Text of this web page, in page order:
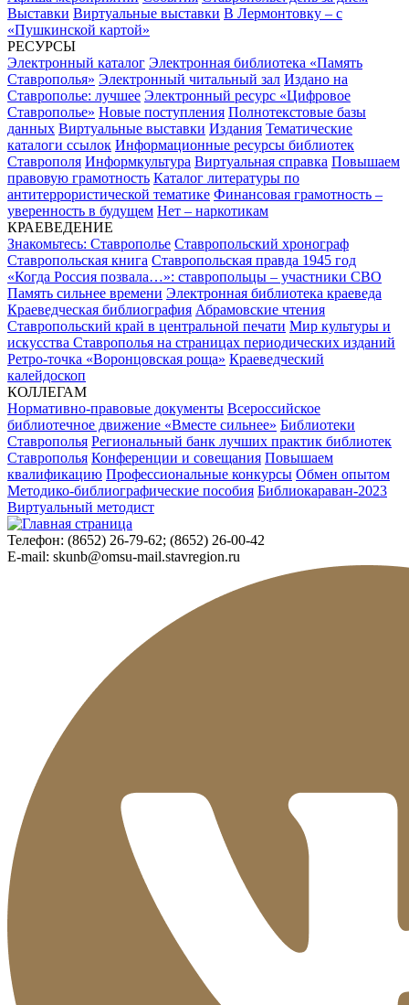
Выставки Виртуальные выставки В Лермонтовку – с
«Пушкинской картой»
РЕСУРСЫ
Электронный каталог Электронная библиотека «Память
Ставрополья» Электронный читальный зал Издано на
Ставрополье: лучшее Электронный ресурс «Цифровое
Ставрополье» Новые поступления Полнотекстовые базы
данных Виртуальные выставки Издания Тематические
каталоги ссылок Информационные ресурсы библиотек
Ставрополя Информкультура Виртуальная справка Повышаем
правовую грамотность Каталог литературы по
антитеррористической тематике Финансовая грамотность –
уверенность в будущем Нет – наркотикам
КРАЕВЕДЕНИЕ
Знакомьтесь: Ставрополье Ставропольский хронограф
Ставропольская книга Ставропольская правда 1945 год
«Когда Россия позвала…»: ставропольцы – участники СВО
Память сильнее времени Электронная библиотека краеведа
Краеведческая библиография Абрамовские чтения
Ставропольский край в центральной печати Мир культуры и
искусства Ставрополья на страницах периодических изданий
Ретро-точка «Воронцовская роща» Краеведческий
калейдоскоп
КОЛЛЕГАМ
Нормативно-правовые документы Всероссийское
библиотечное движение «Вместе сильнее» Библиотеки
Ставрополья Региональный банк лучших практик библиотек
Ставрополья Конференции и совещания Повышаем
квалификацию Профессиональные конкурсы Обмен опытом
Методико-библиографические пособия Библиокараван-2023
Виртуальный методист
Телефон: (8652) 26-79-62; (8652) 26-00-42
E-mail: skunb@omsu-mail.stavregion.ru